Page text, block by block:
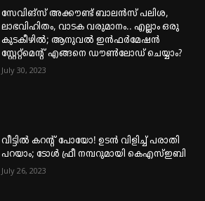
സേവിങ്സ് അക്കൗണ്ട് ബാലൻസ് പലിശ,
ലാഭവിഹിതം, വാടക വരുമാനം.. എല്ലാം ഒരു
കുടകീഴിൽ; ആനുവൽ ഇൻഫർമേഷൻ
സ്റ്റേറ്റ്മെന്റ് എങ്ങനെ ഡൗൺലോഡ് ചെയ്യാം?
July 30, 2023
വീട്ടില്‍ കറന്റ് പോയോ! ഉടന്‍ വിളിച്ച് പരാതി
പറയാം; ടോള്‍ ഫ്രീ നമ്പറുമായി കെഎസ്ഇബി
July 26, 2023